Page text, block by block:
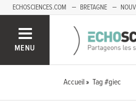
ECHOSCIENCES.COM BRETAGNE
MENU
Accueil Tag #giec